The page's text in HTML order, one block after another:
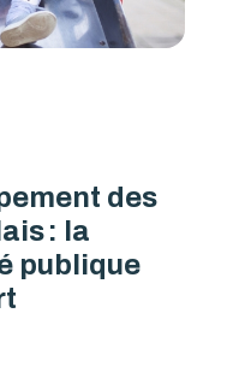
des
: la
publique